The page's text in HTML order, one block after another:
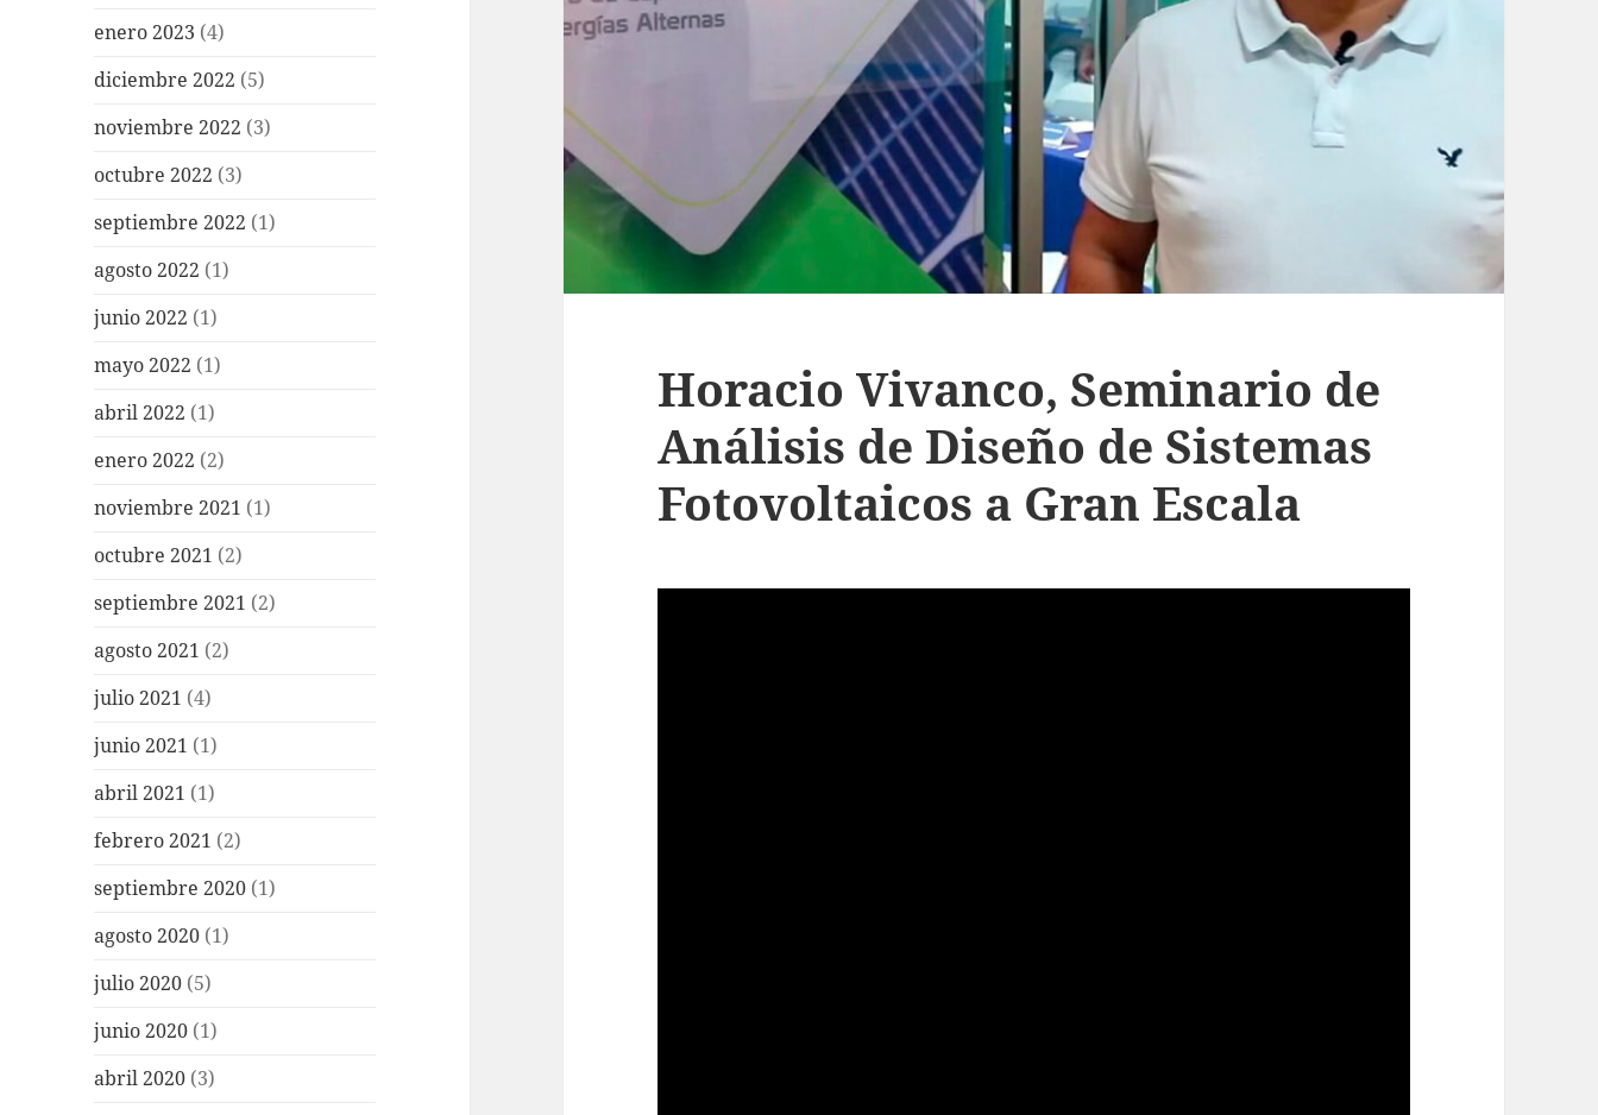
enero 2023 (4)
diciembre 2022 (5)
noviembre 2022 (3)
octubre 2022 (3)
septiembre 2022 (1)
agosto 2022 (1)
junio 2022 (1)
mayo 2022 (1)
abril 2022 (1)
enero 2022 (2)
noviembre 2021 (1)
octubre 2021 (2)
septiembre 2021 (2)
agosto 2021 (2)
julio 2021 (4)
junio 2021 (1)
abril 2021 (1)
febrero 2021 (2)
septiembre 2020 (1)
agosto 2020 (1)
julio 2020 (5)
junio 2020 (1)
abril 2020 (3)
Horacio Vivanco, Seminario de
Análisis de Diseño de Sistemas
Fotovoltaicos a Gran Escala